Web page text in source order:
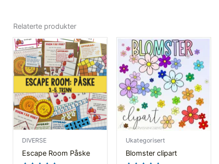
Relaterte produkter
DIVERSE
Escape Room Påske
Ukategorisert
Blomster clipart